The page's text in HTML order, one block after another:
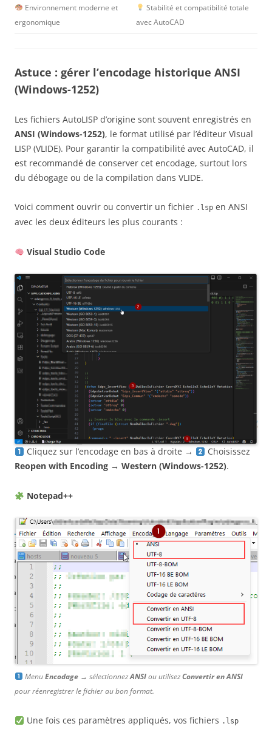
Environnement moderne et
ergonomique
Stabilité et compatibilité totale
avec AutoCAD
Astuce : gérer l’encodage historique ANSI
(Windows-1252)
Les fichiers AutoLISP d’origine sont souvent enregistrés en
ANSI (Windows-1252), le format utilisé par l’éditeur Visual
LISP (VLIDE). Pour garantir la compatibilité avec AutoCAD, il
est recommandé de conserver cet encodage, surtout lors
du débogage ou de la compilation dans VLIDE.
Voici comment ouvrir ou convertir un fichier .lsp en ANSI
avec les deux éditeurs les plus courants :
Visual Studio Code
Cliquez sur l’encodage en bas à droite →
Choisissez
Reopen with Encoding → Western (Windows-1252).
Notepad++
MenuEncodage→ sélectionnezANSIou utilisezConvertir en ANSI
pour réenregistrer le fichier au bon format.
Une fois ces paramètres appliqués, vos fichiers .lsp